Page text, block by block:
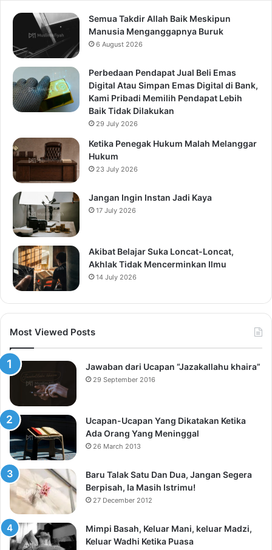
Semua Takdir Allah Baik Meskipun
Manusia Menganggapnya Buruk
6 August 2026
Perbedaan Pendapat Jual Beli Emas
Digital Atau Simpan Emas Digital di Bank,
Kami Pribadi Memilih Pendapat Lebih
Baik Tidak Dilakukan
29 July 2026
Ketika Penegak Hukum Malah Melanggar
Hukum
23 July 2026
Jangan Ingin Instan Jadi Kaya
17 July 2026
Akibat Belajar Suka Loncat-Loncat,
Akhlak Tidak Mencerminkan Ilmu
14 July 2026
Most Viewed Posts
Jawaban dari Ucapan “Jazakallahu khaira”
29 September 2016
Ucapan-Ucapan Yang Dikatakan Ketika
Ada Orang Yang Meninggal
26 March 2013
Baru Talak Satu Dan Dua, Jangan Segera
Berpisah, Ia Masih Istrimu!
27 December 2012
Mimpi Basah, Keluar Mani, keluar Madzi,
Keluar Wadhi Ketika Puasa